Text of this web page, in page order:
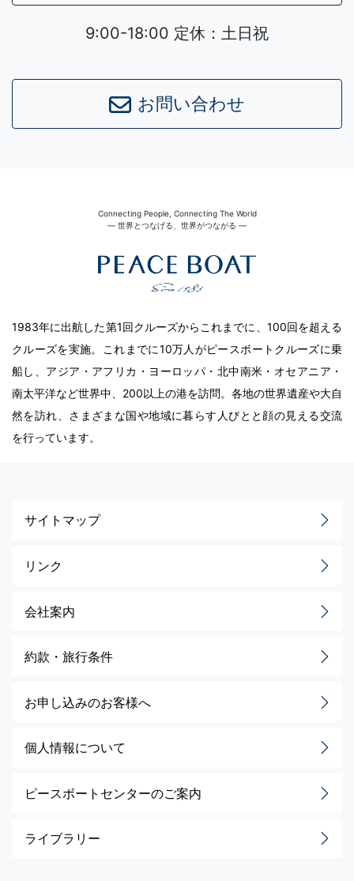
9:00-18:00 定休：土日祝
お問い合わせ
Connecting People, Connecting The World
― 世界とつなげる、世界がつながる ―
1983年に出航した第1回クルーズからこれまでに、100回を超える
クルーズを実施。これまでに10万人がピースボートクルーズに乗
船し、アジア・アフリカ・ヨーロッパ・北中南米・オセアニア・
南太平洋など世界中、200以上の港を訪問。各地の世界遺産や大自
然を訪れ、さまざまな国や地域に暮らす人びとと顔の見える交流
を行っています。
サイトマップ
リンク
会社案内
約款・旅行条件
お申し込みのお客様へ
個人情報について
ピースボートセンターのご案内
ライブラリー